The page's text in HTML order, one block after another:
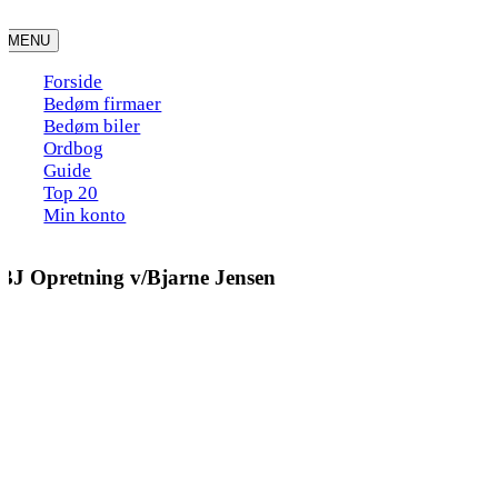
to
content
MENU
Forside
Bedøm firmaer
Bedøm biler
Ordbog
Guide
Top 20
Min konto
Opretning v/Bjarne Jensen